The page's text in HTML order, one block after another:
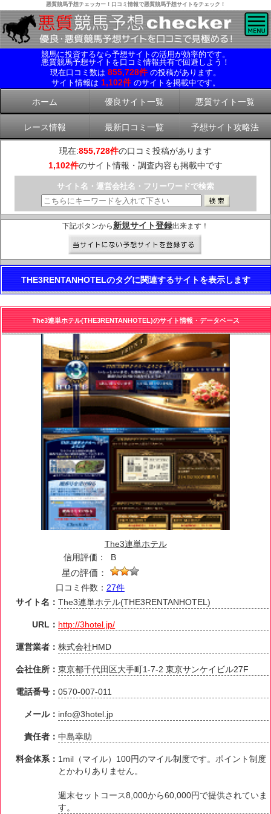
悪質競馬予想チェッカー！口コミ情報で悪質競馬予想サイトをチェック！
競馬に投資するなら予想サイトの活用が効率的です。
悪質競馬予想サイトを口コミ情報共有で回避しよう！
現在口コミ数は 855,728件 の投稿があります。
サイト情報は 1,102件 のサイトを掲載中です。
ホーム 優良サイト一覧 悪質サイト一覧
レース情報 最新口コミ一覧 予想サイト攻略法
現在:855,728件の口コミ投稿があります
1,102件のサイト情報・調査内容も掲載中です
サイト名・運営会社名・フリーワードで検索
下記ボタンから 新規サイト登録出来ます！
THE3RENTANHOTELのタグに関連するサイトを表示します
The3連単ホテル(THE3RENTANHOTEL)のサイト情報・データベース
The3連単ホテル
信用評価：
B
星の評価：
口コミ件数： 27件
サイト名：The3連単ホテル(THE3RENTANHOTEL)
URL： http://3hotel.jp/
運営業者：株式会社HMD
会社住所：東京都千代田区大手町1-7-2 東京サンケイビル27F
電話番号：0570-007-011
メール： info@3hotel.jp
責任者：中島幸助
料金体系： 1mil（マイル）100円のマイル制度です。ポイント制度
とかわりありません。
週末セットコース8,000から60,000円で提供されていま
す。